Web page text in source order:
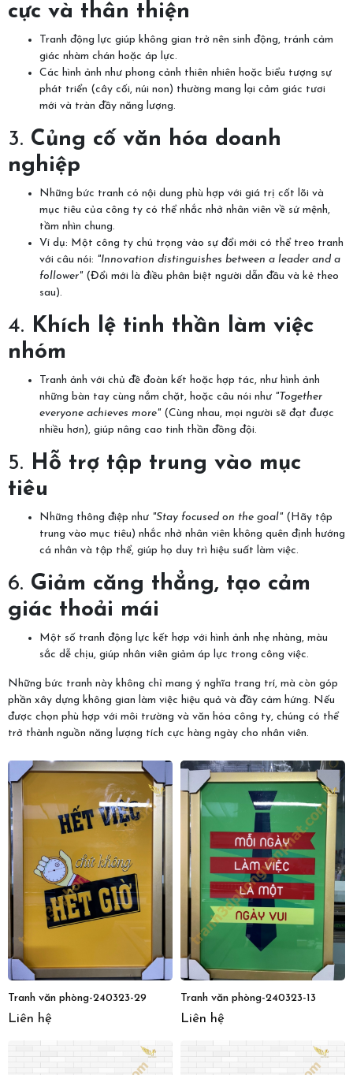
cực và thân thiện
Tranh động lực giúp không gian trở nên sinh động, tránh cảm
giác nhàm chán hoặc áp lực.
Các hình ảnh như phong cảnh thiên nhiên hoặc biểu tượng sự
phát triển (cây cối, núi non) thường mang lại cảm giác tươi
mới và tràn đầy năng lượng.
3. Củng cố văn hóa doanh
nghiệp
Những bức tranh có nội dung phù hợp với giá trị cốt lõi và
mục tiêu của công ty có thể nhắc nhở nhân viên về sứ mệnh,
tầm nhìn chung.
Ví dụ: Một công ty chú trọng vào sự đổi mới có thể treo tranh
với câu nói: "Innovation distinguishes between a leader and a
follower" (Đổi mới là điều phân biệt người dẫn đầu và kẻ theo
sau).
4. Khích lệ tinh thần làm việc
nhóm
Tranh ảnh với chủ đề đoàn kết hoặc hợp tác, như hình ảnh
những bàn tay cùng nắm chặt, hoặc câu nói như "Together
everyone achieves more" (Cùng nhau, mọi người sẽ đạt được
nhiều hơn), giúp nâng cao tinh thần đồng đội.
5. Hỗ trợ tập trung vào mục
tiêu
Những thông điệp như "Stay focused on the goal" (Hãy tập
trung vào mục tiêu) nhắc nhở nhân viên không quên định hướng
cá nhân và tập thể, giúp họ duy trì hiệu suất làm việc.
6. Giảm căng thẳng, tạo cảm
giác thoải mái
Một số tranh động lực kết hợp với hình ảnh nhẹ nhàng, màu
sắc dễ chịu, giúp nhân viên giảm áp lực trong công việc.
Những bức tranh này không chỉ mang ý nghĩa trang trí, mà còn góp
phần xây dựng không gian làm việc hiệu quả và đầy cảm hứng. Nếu
được chọn phù hợp với môi trường và văn hóa công ty, chúng có thể
trở thành nguồn năng lượng tích cực hàng ngày cho nhân viên.
Tranh văn phòng-240323-29
Liên hệ
Tranh văn phòng-240323-13
Liên hệ